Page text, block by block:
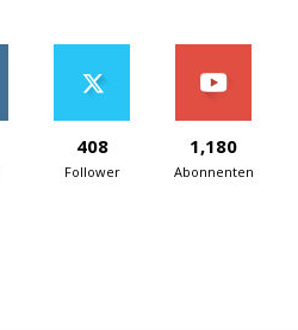
408
Follower
1,180
Abonnenten